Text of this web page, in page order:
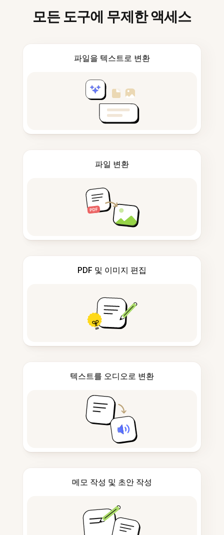
모든 도구에 무제한 액세스
파일을 텍스트로 변환
파일 변환
PDF 및 이미지 편집
텍스트를 오디오로 변환
메모 작성 및 초안 작성